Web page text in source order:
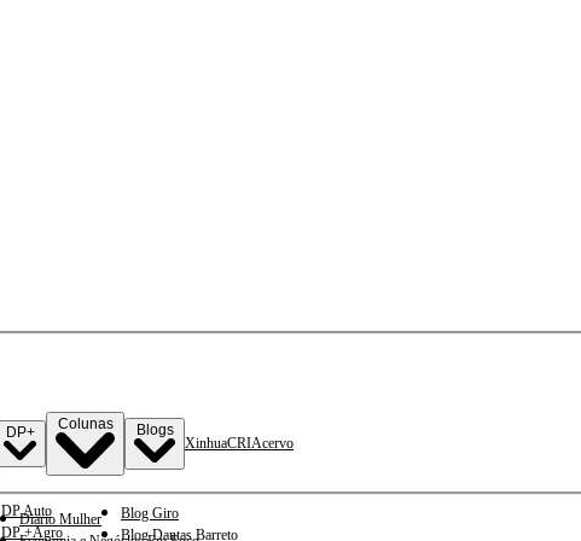
DP+
DP Auto
DP +Agro
Colunas
Diario Mulher
Blogs
Blog Giro
Blog Dantas Barreto
XinhuaCRIAcervo